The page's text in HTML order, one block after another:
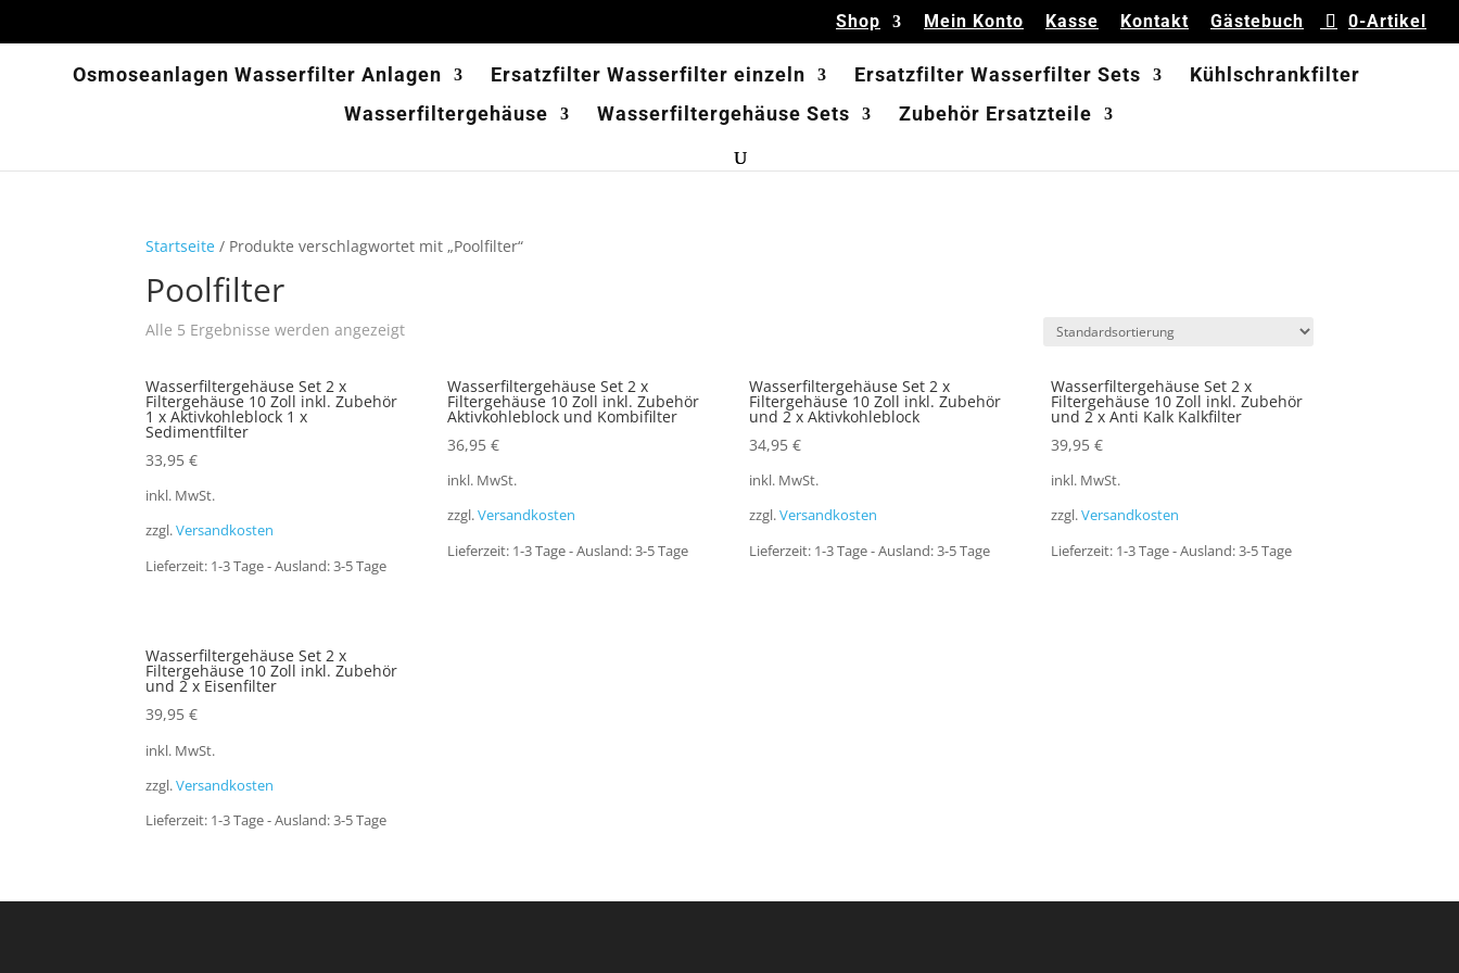
Shop Mein Konto Kasse Kontakt Gästebuch 0-Artikel
Osmoseanlagen Wasserfilter Anlagen Ersatzfilter Wasserfilter einzeln Ersatzfilter Wasserfilter Sets
Kühlschrankfilter
Wasserfiltergehäuse
Wasserfiltergehäuse Sets Zubehör Ersatzteile
Startseite / Produkte verschlagwortet mit „Poolfilter“
Poolfilter
Alle 5 Ergebnisse werden angezeigt
Wasserfiltergehäuse Set 2 x
Filtergehäuse 10 Zoll inkl. Zubehör
1 x Aktivkohleblock 1 x
Sedimentfilter
33,95€
inkl. MwSt.
zzgl.Versandkosten
Lieferzeit: 1-3 Tage - Ausland: 3-5 Tage
Wasserfiltergehäuse Set 2 x
Filtergehäuse 10 Zoll inkl. Zubehör
Aktivkohleblock und Kombifilter
36,95€
inkl. MwSt.
zzgl.Versandkosten
Lieferzeit: 1-3 Tage - Ausland: 3-5 Tage
Wasserfiltergehäuse Set 2 x
Filtergehäuse 10 Zoll inkl. Zubehör
und 2 x Aktivkohleblock
34,95€
inkl. MwSt.
zzgl.Versandkosten
Lieferzeit: 1-3 Tage - Ausland: 3-5 Tage
Wasserfiltergehäuse Set 2 x
Filtergehäuse 10 Zoll inkl. Zubehör
und 2 x Anti Kalk Kalkfilter
39,95€
inkl. MwSt.
zzgl.Versandkosten
Lieferzeit: 1-3 Tage - Ausland: 3-5 Tage
Wasserfiltergehäuse Set 2 x
Filtergehäuse 10 Zoll inkl. Zubehör
und 2 x Eisenfilter
39,95€
inkl. MwSt.
zzgl.Versandkosten
Lieferzeit: 1-3 Tage - Ausland: 3-5 Tage